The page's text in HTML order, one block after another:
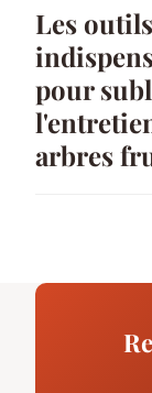
Les outils
pour
arbres